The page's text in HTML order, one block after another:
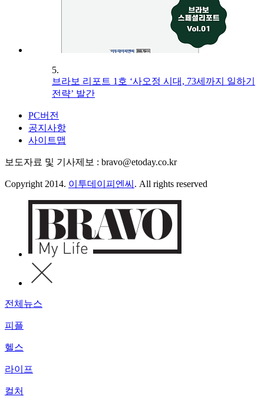
5.
브라보 리포트 1호 ‘사오정 시대, 73세까지 일하기
전략’ 발간
PC버전
공지사항
사이트맵
보도자료 및 기사제보 : bravo@etoday.co.kr
Copyright 2014. 이투데이피엔씨 . All rights reserved
전체뉴스
피플
헬스
라이프
컬처